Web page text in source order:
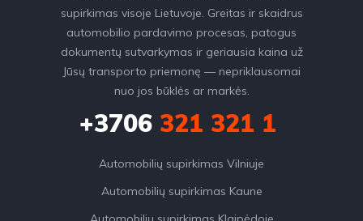
supirkimas visoje Lietuvoje. Greitas ir skaidrus
automobilio pardavimo procesas, patogus
dokumentų sutvarkymas ir geriausia kaina už
Jūsų transporto priemonę — nepriklausomai
nuo jos būklės ar markės.
+3706321 321 1
Automobilių supirkimas Vilniuje
Automobilių supirkimas Kaune